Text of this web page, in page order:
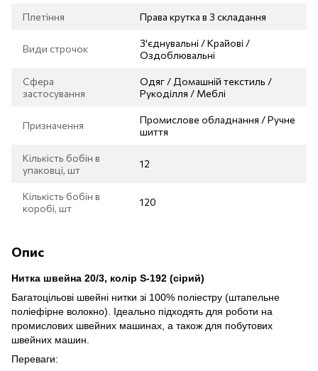
Плетіння Права крутка в 3 складання
Види строчок
З'єднувальні / Крайові /
Оздоблювальні
Сфера
застосування
Одяг / Домашній текстиль /
Рукоділля / Меблі
Призначення
Промислове обладнання / Ручне
шиття
Кількість бобін в
упаковці, шт
12
Кількість бобін в
коробі, шт
120
Опис
Нитка швейна 20/3, колір S-192 (сірий)
Багатоцільові швейні нитки зі 100% поліестру (штапельне
поліефірне волокно). Ідеально підходять для роботи на
промислових швейних машинах, а також для побутових
швейних машин.
Переваги: